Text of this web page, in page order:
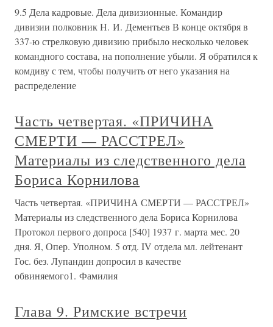
9.5 Дела кадровые. Дела дивизионные. Командир
дивизии полковник Н. И. Дементьев В конце октября в
337-ю стрелковую дивизию прибыло несколько человек
командного состава, на пополнение убыли. Я обратился к
комдиву с тем, чтобы получить от него указания на
распределение
Часть четвертая. «ПРИЧИНА
СМЕРТИ — РАССТРЕЛ»
Материалы из следственного дела
Бориса Корнилова
Часть четвертая. «ПРИЧИНА СМЕРТИ — РАССТРЕЛ»
Материалы из следственного дела Бориса Корнилова
Протокол первого допроса [540] 1937 г. марта мес. 20
дня. Я, Опер. Уполном. 5 отд. IV отдела мл. лейтенант
Гос. без. Лупандин допросил в качестве
обвиняемого1. Фамилия
Глава 9. Римские встречи